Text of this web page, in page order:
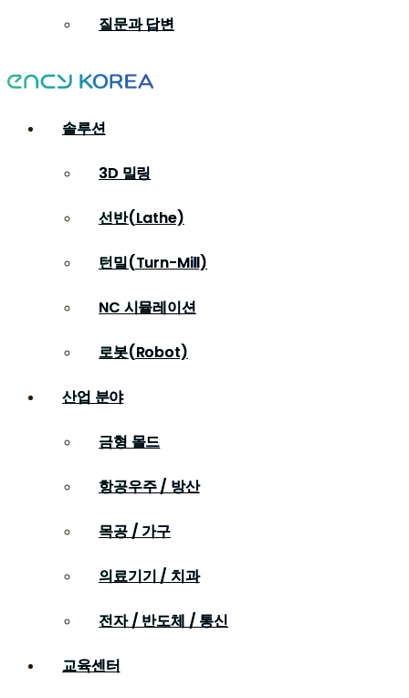
질문과 답변
솔루션
3D 밀링
선반(Lathe)
턴밀(Turn-Mill)
NC 시뮬레이션
로봇(Robot)
산업 분야
금형 몰드
항공우주 / 방산
목공 / 가구
의료기기 / 치과
전자 / 반도체 / 통신
교육센터